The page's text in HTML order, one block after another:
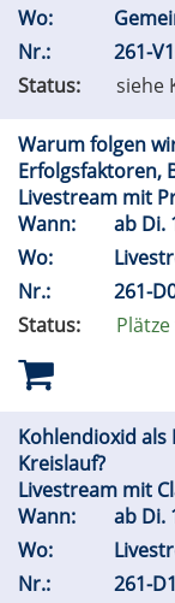
Wo:
Nr.:
261-
Status:
siehe
Warum folgen
Erfolgsfaktoren,
Livestream mit
Wann:
ab Di.
Wo:
Nr.:
261-
Status:
Kohlendioxid als
Kreislauf?
Livestream mit
Wann:
ab Di.
Wo:
Nr.:
261-